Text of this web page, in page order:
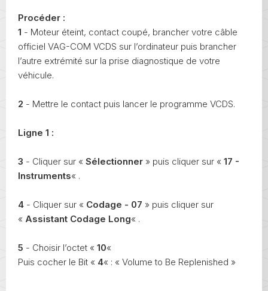
Procéder :
1 - Moteur éteint, contact coupé, brancher votre câble
officiel VAG-COM VCDS sur l’ordinateur puis brancher
l’autre extrémité sur la prise diagnostique de votre
véhicule.
2 - Mettre le contact puis lancer le programme VCDS.
Ligne 1 :
3 - Cliquer sur « Sélectionner » puis cliquer sur « 17 -
Instruments« .
4 - Cliquer sur « Codage - 07 » puis cliquer sur
« Assistant Codage Long« .
5 - Choisir l’octet « 10«
Puis cocher le Bit « 4« : « Volume to Be Replenished »